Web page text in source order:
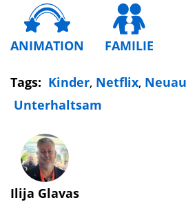
ANIMATION FAMILIE
Tags: Kinder, Netflix,
Unterhaltsam
Ilija Glavas